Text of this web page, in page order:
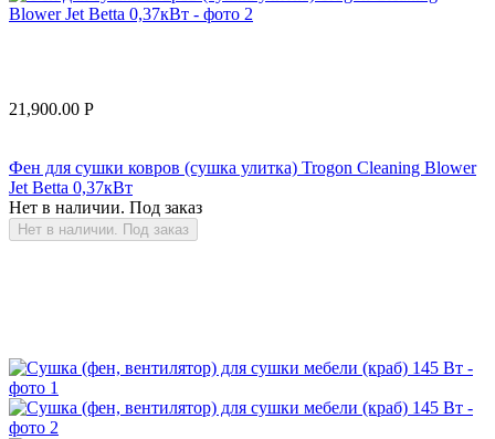
21,900.00 Р
Фен для сушки ковров (сушка улитка) Trogon Cleaning Blower
Jet Betta 0,37кВт
Нет в наличии. Под заказ
Нет в наличии. Под заказ